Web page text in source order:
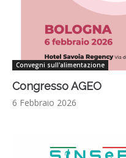
Convegni sull'alimentazione
Congresso AGEO
6 Febbraio 2026